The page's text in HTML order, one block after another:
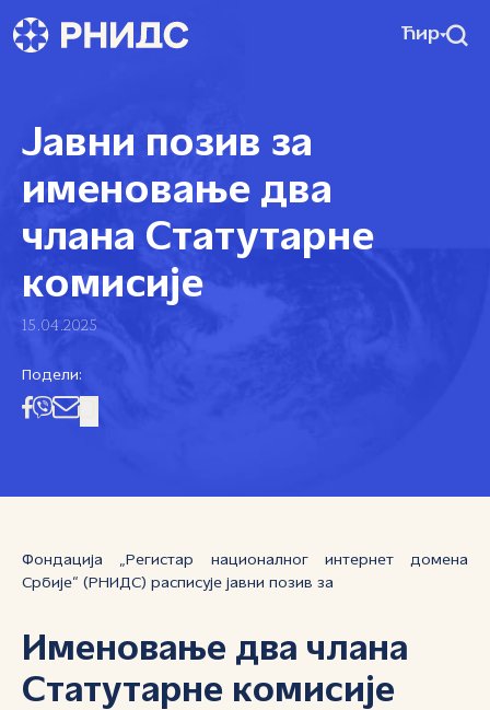
Ћир
Јавни позив за
именовање два
члана Статутарне
комисије
15.04.2025
Подели:
Фондација „Регистар националног интернет домена
Србије“ (РНИДС) расписује јавни позив за
Именовање два члана
Статутарне комисије